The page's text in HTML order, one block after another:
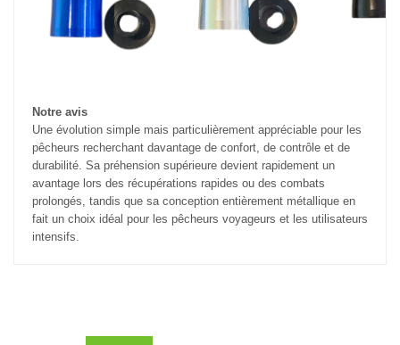
Notre avis
Une évolution simple mais particulièrement appréciable pour les
pêcheurs recherchant davantage de confort, de contrôle et de
durabilité. Sa préhension supérieure devient rapidement un
avantage lors des récupérations rapides ou des combats
prolongés, tandis que sa conception entièrement métallique en
fait un choix idéal pour les pêcheurs voyageurs et les utilisateurs
intensifs.